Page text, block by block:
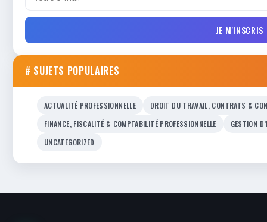
JE M'INSCRIS
# SUJETS POPULAIRES
ACTUALITÉ PROFESSIONNELLE
DROIT DU TRAVAIL, CONTRATS &
FINANCE, FISCALITÉ & COMPTABILITÉ PROFESSIONNELLE
GESTION
UNCATEGORIZED